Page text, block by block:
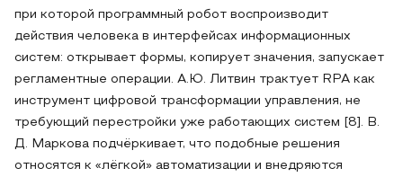
при которой программный робот воспроизводит
действия человека в интерфейсах информационных
систем: открывает формы, копирует значения, запускает
регламентные операции. А.Ю. Литвин трактует RPA как
инструмент цифровой трансформации управления, не
требующий перестройки уже работающих систем [8]. В.
Д. Маркова подчёркивает, что подобные решения
относятся к «лёгкой» автоматизации и внедряются